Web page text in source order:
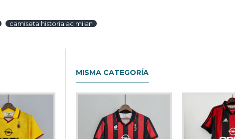
camiseta historia ac milan
MISMA CATEGORÍA